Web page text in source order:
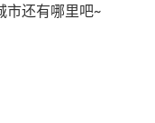
市还有哪里吧~